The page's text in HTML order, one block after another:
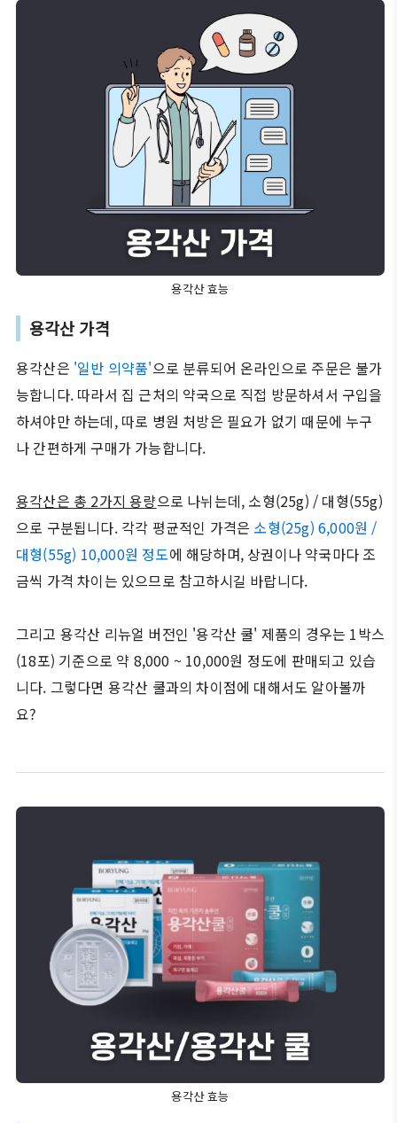
용각산 효능
용각산 가격
용각산은 '일반 의약품'으로 분류되어 온라인으로 주문은 불가
능합니다. 따라서 집 근처의 약국으로 직접 방문하셔서 구입을
하셔야만 하는데, 따로 병원 처방은 필요가 없기 때문에 누구
나 간편하게 구매가 가능합니다.
용각산은 총 2가지 용량으로 나뉘는데, 소형(25g) / 대형(55g)
으로 구분됩니다. 각각 평균적인 가격은 소형(25g) 6,000원 /
대형(55g) 10,000원 정도에 해당하며, 상권이나 약국마다 조
금씩 가격 차이는 있으므로 참고하시길 바랍니다.
그리고 용각산 리뉴얼 버전인 '용각산 쿨' 제품의 경우는 1박스
(18포) 기준으로 약 8,000 ~ 10,000원 정도에 판매되고 있습
니다. 그렇다면 용각산 쿨과의 차이점에 대해서도 알아볼까
요?
용각산 효능